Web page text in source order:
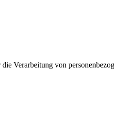
Verarbeitung von